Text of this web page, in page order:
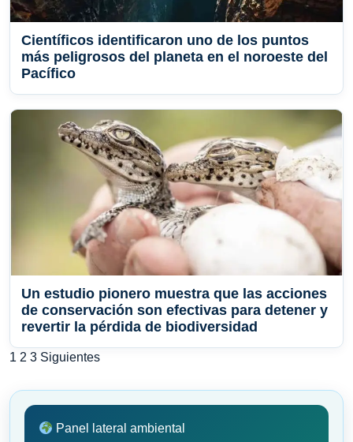
Científicos identificaron uno de los puntos
más peligrosos del planeta en el noroeste del
Pacífico
Un estudio pionero muestra que las acciones
de conservación son efectivas para detener y
revertir la pérdida de biodiversidad
Paginación
de
entradas
1 2 3 Siguientes
Panel lateral ambiental